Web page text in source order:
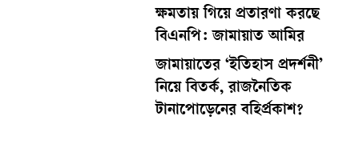
ক্ষমতায় গিয়ে প্রতারণা করছে
বিএনপি: জামায়াত আমির
জামায়াতের ‘ইতিহাস প্রদর্শনী’
নিয়ে বিতর্ক, রাজনৈতিক
টানাপোড়েনের বহির্প্রকাশ?